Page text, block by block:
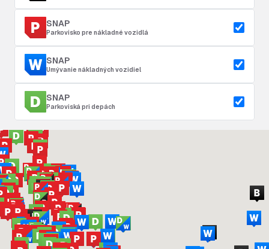
SNAP
Parkovisko pre nákladné vozidlá
SNAP
Umývanie nákladných vozidiel
SNAP
Parkoviská pri depách